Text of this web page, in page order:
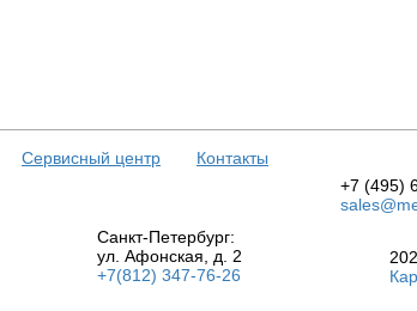
Сервисный центр Контакты
Санкт-Петербург:
ул. Афонская, д. 2
+7(812) 347-76-26
+7 (495)